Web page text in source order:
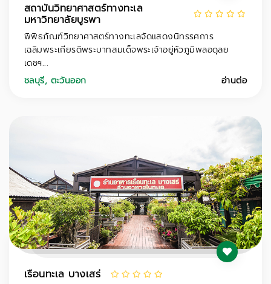
สถาบันวิทยาศาสตร์ทางทะเล
มหาวิทยาลัยบูรพา
พิพิธภัณฑ์วิทยาศาสตร์ทางทะเลจัดแสดงนิทรรศการ
เฉลิมพระเกียรติพระบาทสมเด็จพระเจ้าอยู่หัวภูมิพลอดุลย
เดชฯ...
ชลบุรี, ตะวันออก อ่านต่อ
เรือนทะเล บางเสร่